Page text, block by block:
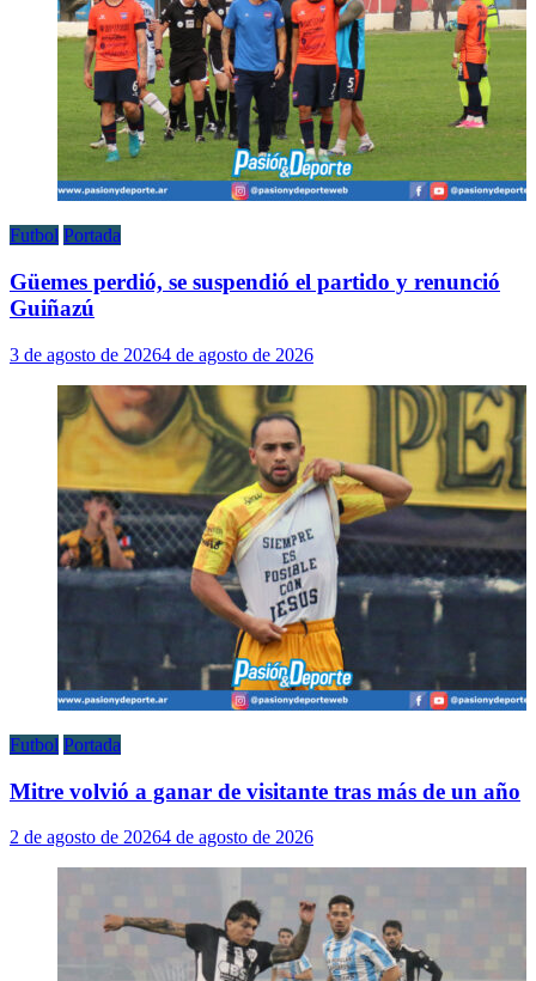
Futbol Portada
Güemes perdió, se suspendió el partido y renunció
Guiñazú
3 de agosto de 20264 de agosto de 2026
Futbol Portada
Mitre volvió a ganar de visitante tras más de un año
2 de agosto de 20264 de agosto de 2026